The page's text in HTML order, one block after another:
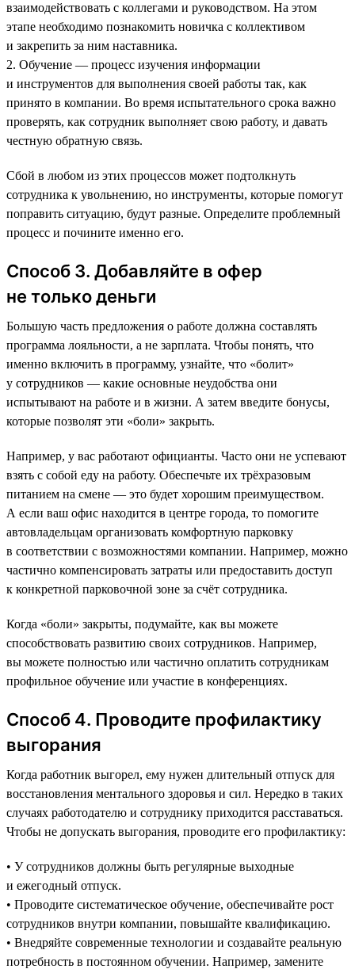
взаимодействовать с коллегами и руководством. На этом
этапе необходимо познакомить новичка с коллективом
и закрепить за ним наставника.
2. Обучение — процесс изучения информации
и инструментов для выполнения своей работы так, как
принято в компании. Во время испытательного срока важно
проверять, как сотрудник выполняет свою работу, и давать
честную обратную связь.
Сбой в любом из этих процессов может подтолкнуть
сотрудника к увольнению, но инструменты, которые помогут
поправить ситуацию, будут разные. Определите проблемный
процесс и почините именно его.
Способ 3. Добавляйте в офер
не только деньги
Большую часть предложения о работе должна составлять
программа лояльности, а не зарплата. Чтобы понять, что
именно включить в программу, узнайте, что «болит»
у сотрудников — какие основные неудобства они
испытывают на работе и в жизни. А затем введите бонусы,
которые позволят эти «боли» закрыть.
Например, у вас работают официанты. Часто они не успевают
взять с собой еду на работу. Обеспечьте их трёхразовым
питанием на смене — это будет хорошим преимуществом.
А если ваш офис находится в центре города, то помогите
автовладельцам организовать комфортную парковку
в соответствии с возможностями компании. Например, можно
частично компенсировать затраты или предоставить доступ
к конкретной парковочной зоне за счёт сотрудника.
Когда «боли» закрыты, подумайте, как вы можете
способствовать развитию своих сотрудников. Например,
вы можете полностью или частично оплатить сотрудникам
профильное обучение или участие в конференциях.
Способ 4. Проводите профилактику
выгорания
Когда работник выгорел, ему нужен длительный отпуск для
восстановления ментального здоровья и сил. Нередко в таких
случаях работодателю и сотруднику приходится расставаться.
Чтобы не допускать выгорания, проводите его профилактику:
• У сотрудников должны быть регулярные выходные
и ежегодный отпуск.
• Проводите систематическое обучение, обеспечивайте рост
сотрудников внутри компании, повышайте квалификацию.
• Внедряйте современные технологии и создавайте реальную
потребность в постоянном обучении. Например, замените